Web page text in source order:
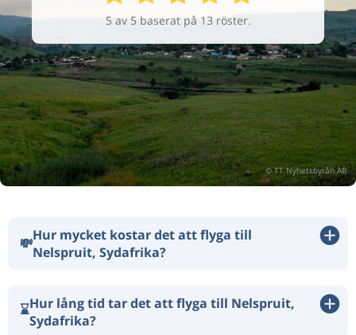
5 av 5 baserat på 13 röster.
💸Hur mycket kostar det att flyga till
Nelspruit, Sydafrika?
⌛Hur lång tid tar det att flyga till Nelspruit,
Sydafrika?